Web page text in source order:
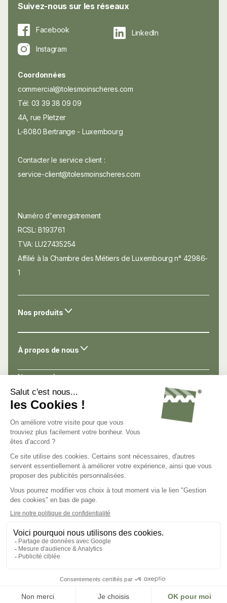
Suivez-nous sur les réseaux
Facebook
LinkedIn
Instagram
Coordonnées
commercial@tolesmoinscheres.com
Tél: 03 39 38 09 09
4A, rue Pletzer
L-8080 Bertrange - Luxembourg
Contacter le service client :
service-client@tolesmoinscheres.com
Numéro d'enregistrement
RCSL: B193761
TVA: LU27435254
Affilié à la Chambre des Métiers de Luxembourg n° 42986-
1
À propos de nous
Nos conseils
Nos atouts
Avis de nos clients
Nous connaître
Nous contacter
C.G.V.
Mentions légales
Politique de confidentialité
Gestion des cookies
Groupe Steel Shed
Steel Shed for Business
Nos produits